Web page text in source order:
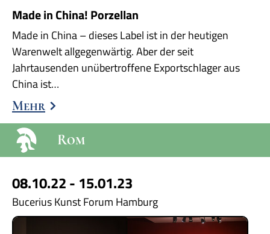
Made in China! Porzellan
Made in China – dieses Label ist in der heutigen
Warenwelt allgegenwärtig. Aber der seit
Jahrtausenden unübertroffene Exportschlager aus
China ist…
Mehr
Rom
08.10.22 - 15.01.23
Bucerius Kunst Forum Hamburg